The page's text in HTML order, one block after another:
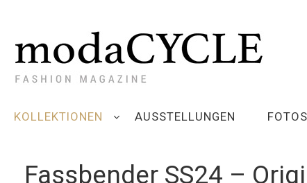
KOLLEKTIONEN AUSSTELLUNGEN
Fassbender SS24 –